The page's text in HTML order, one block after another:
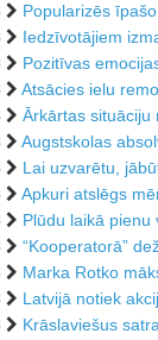
Popularizēs
Iedzīvotājiem
Pozitīvas
Atsācies ielu
Ārkārtas situāciju
Augstskolas
Lai uzvarētu,
Apkuri atslēgs
Plūdu laikā pienu
“Kooperatorā”
Marka Rotko
Latvijā notiek
Krāslaviešus